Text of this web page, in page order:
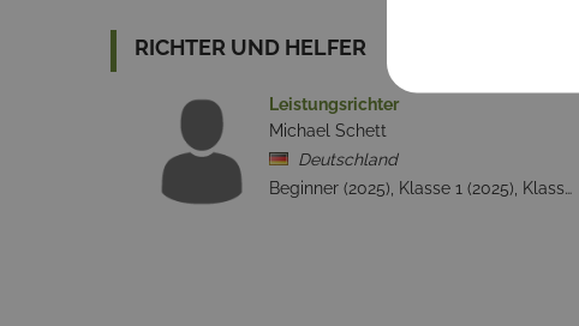
RICHTER UND HELFER
Leistungsrichter
Michael Schett
Deutschland
Beginner (2025), Klasse 1 (2025), Klasse 2 (2025), Klasse 3 (2025), BH-VT nur SKN, BH-VT mit SKN, BH-VT ohne SKN